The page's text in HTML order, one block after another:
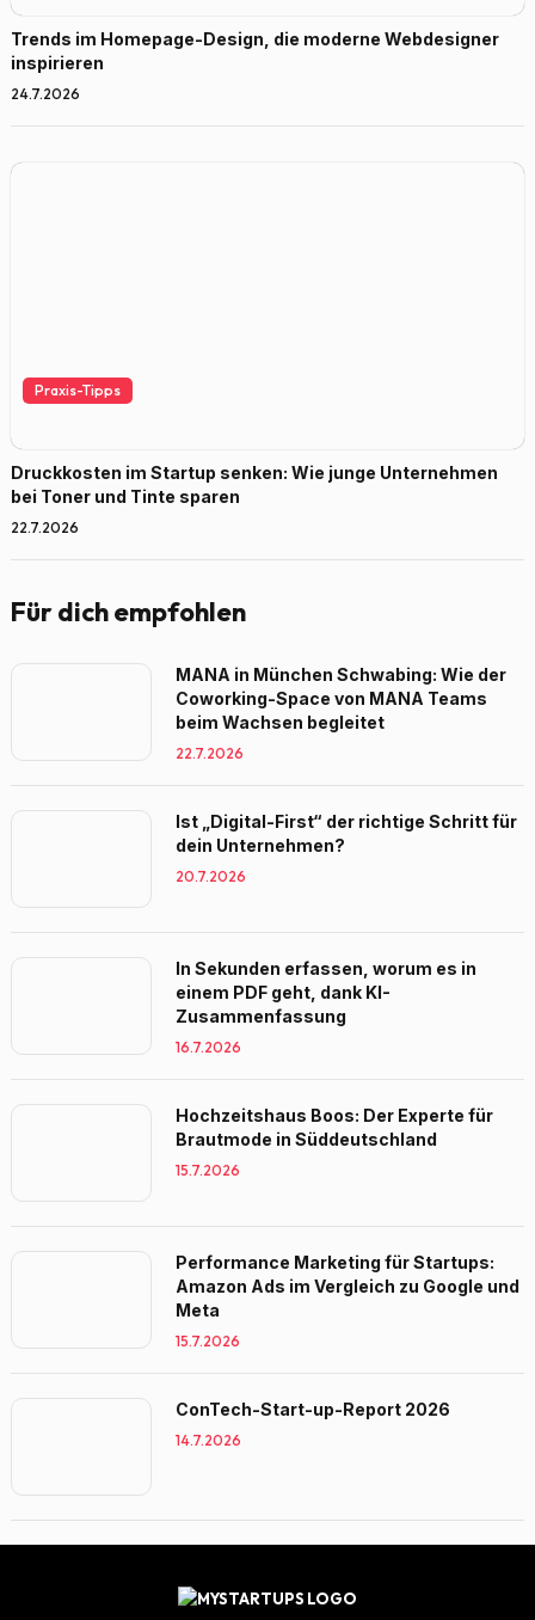
Trends im Homepage-Design, die moderne Webdesigner
inspirieren
24.7.2026
Praxis-Tipps
Druckkosten im Startup senken: Wie junge Unternehmen
bei Toner und Tinte sparen
22.7.2026
Für dich empfohlen
MANA in München Schwabing: Wie der
Coworking-Space von MANA Teams
beim Wachsen begleitet
22.7.2026
Ist „Digital-First“ der richtige Schritt für
dein Unternehmen?
20.7.2026
In Sekunden erfassen, worum es in
einem PDF geht, dank KI-
Zusammenfassung
16.7.2026
Hochzeitshaus Boos: Der Experte für
Brautmode in Süddeutschland
15.7.2026
Performance Marketing für Startups:
Amazon Ads im Vergleich zu Google und
Meta
15.7.2026
ConTech-Start-up-Report 2026
14.7.2026